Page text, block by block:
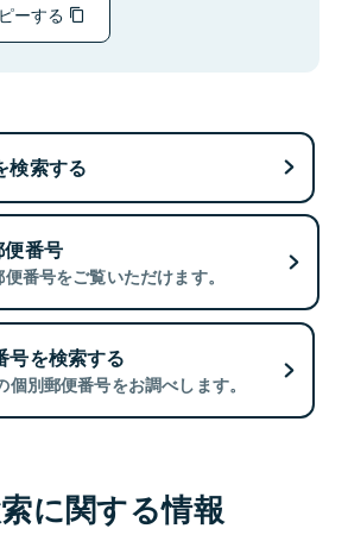
ーする
検索する
番号
番号をご覧いただけます。
号を検索する
別郵便番号をお調べします。
に関する情報